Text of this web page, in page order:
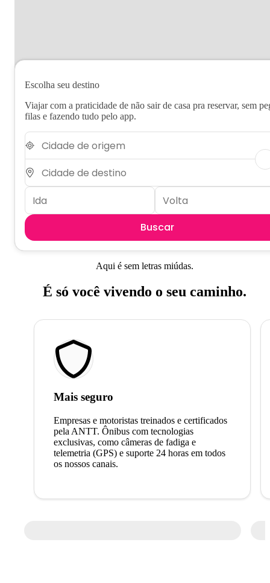
Escolha seu destino
Viajar com a praticidade de não sair de casa pra reservar, sem
filas e fazendo tudo pelo app.
Buscar
Aqui é sem letras miúdas.
É só você vivendo o seu caminho.
Mais seguro
Empresas e motoristas treinados e certificados
pela ANTT. Ônibus com tecnologias
exclusivas, como câmeras de fadiga e
telemetria (GPS) e suporte 24 horas em todos
os nossos canais.